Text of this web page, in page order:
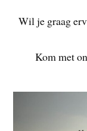
Wil je graag
Kom met